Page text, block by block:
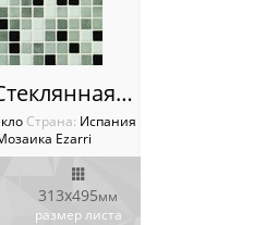
25008-D Стеклянная мозаика Ezarri Mix
Cтрана: Испания
Ezarri
313x495мм
размер листа